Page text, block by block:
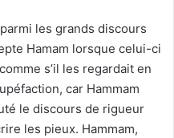
les grands discours
Hamam lorsque celui-ci
s’il les regardait en
car Hammam
le discours de rigueur
les pieux. Hammam,